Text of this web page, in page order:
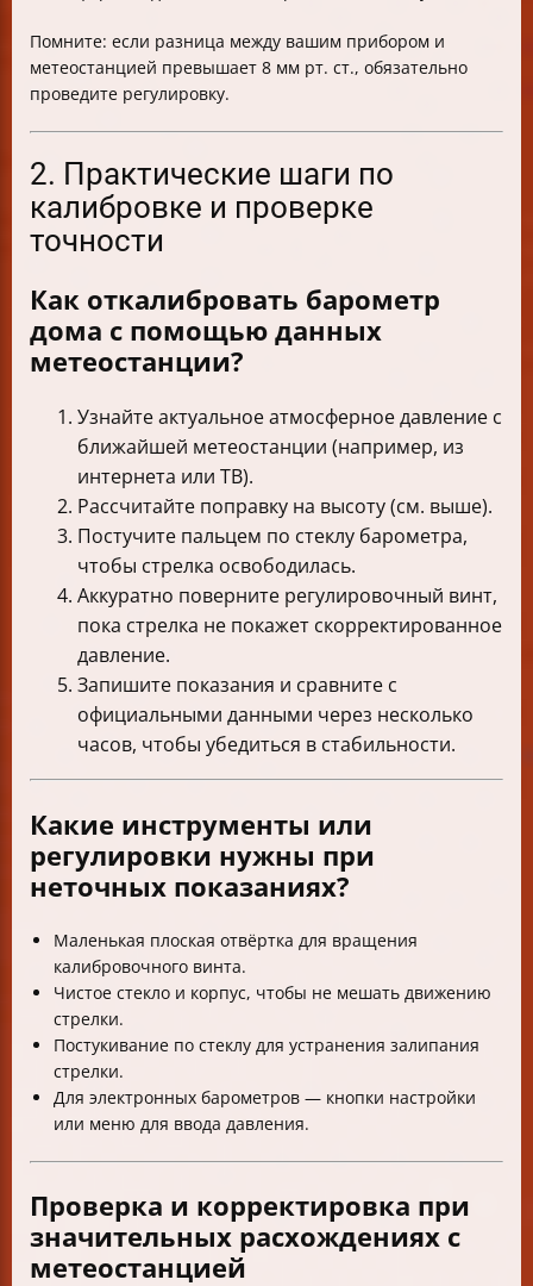
Помните: если разница между вашим прибором и
метеостанцией превышает 8 мм рт. ст., обязательно
проведите регулировку.
2. Практические шаги по
калибровке и проверке
точности
Как откалибровать барометр
дома с помощью данных
метеостанции?
Узнайте актуальное атмосферное давление с
ближайшей метеостанции (например, из
интернета или ТВ).
Рассчитайте поправку на высоту (см. выше).
Постучите пальцем по стеклу барометра,
чтобы стрелка освободилась.
Аккуратно поверните регулировочный винт,
пока стрелка не покажет скорректированное
давление.
Запишите показания и сравните с
официальными данными через несколько
часов, чтобы убедиться в стабильности.
Какие инструменты или
регулировки нужны при
неточных показаниях?
Маленькая плоская отвёртка для вращения
калибровочного винта.
Чистое стекло и корпус, чтобы не мешать движению
стрелки.
Постукивание по стеклу для устранения залипания
стрелки.
Для электронных барометров — кнопки настройки
или меню для ввода давления.
Проверка и корректировка при
значительных расхождениях с
метеостанцией